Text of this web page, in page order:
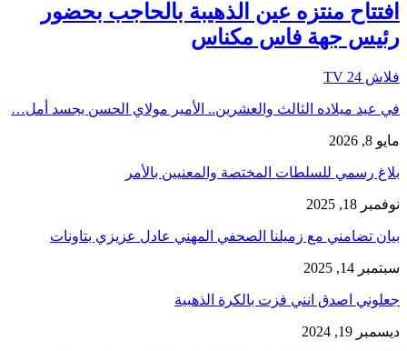
افتتاح منتزه عين الذهيبة بالحاجب بحضور
رئيس جهة فاس مكناس
فلاش 24 TV
في عيد ميلاده الثالث والعشرين.. الأمير مولاي الحسن يجسد أمل…
مايو 8, 2026
بلاغ رسمي للسلطات المختصة والمعنيين بالأمر
نوفمبر 18, 2025
بيان تضامني مع زميلنا الصحفي المهني عادل عزيزي بتاونات
سبتمبر 14, 2025
جعلوني اصدق انني فزت بالكرة الذهبية
ديسمبر 19, 2024